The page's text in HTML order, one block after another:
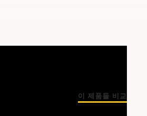
이 제품들 비교